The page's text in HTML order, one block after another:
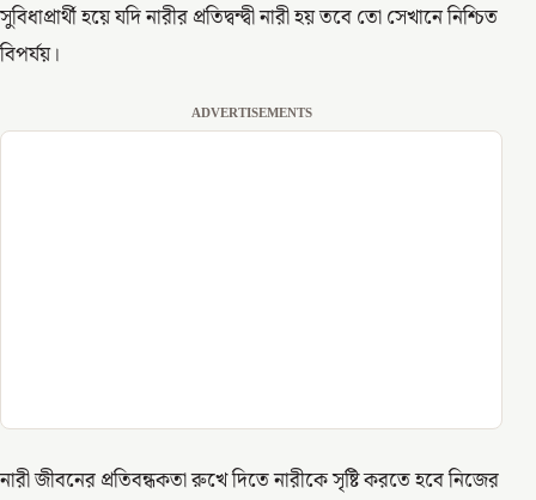
সুবিধাপ্রার্থী হয়ে যদি নারীর প্রতিদ্বন্দ্বী নারী হয় তবে তো সেখানে নিশ্চিত
বিপর্যয়।
ADVERTISEMENTS
নারী জীবনের প্রতিবন্ধকতা রুখে দিতে নারীকে সৃষ্টি করতে হবে নিজের